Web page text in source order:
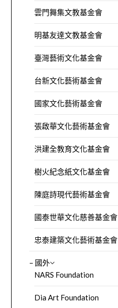
雲門舞集文教基金會
明基友達文教基金會
臺灣藝術文化基金會
台新文化藝術基金會
國家文化藝術基金會
張啟華文化藝術基金會
洪建全教育文化基金會
樹火紀念紙文化基金會
陳庭詩現代藝術基金會
國泰世華文化慈善基金會
忠泰建築文化藝術基金會
– 國外
NARS Foundation
Dia Art Foundation